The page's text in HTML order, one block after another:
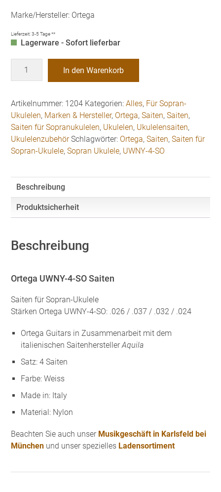
Marke/Hersteller: Ortega
Lieferzeit:3-5 Tage **
Lagerware - Sofort lieferbar
SO
Saiten
Sopran-
Ukulele
Menge
In den Warenkorb
Artikelnummer: 1204 Kategorien:Alles, Für Sopran-
Ukulelen, Marken & Hersteller, Ortega,Saiten,Saiten,
Saiten für Sopranukulelen, Ukulelen, Ukulelensaiten,
Ukulelenzubehör Schlagwörter: Ortega,Saiten,Saiten für
Sopran-Ukulele,Sopran Ukulele, UWNY-4-SO
Beschreibung
Produktsicherheit
Beschreibung
Ortega UWNY-4-SO Saiten
Saiten für Sopran-Ukulele
Stärken Ortega UWNY-4-SO: .026 / .037 / .032 / .024
Ortega Guitars in Zusammenarbeit mit dem
italienischen SaitenherstellerAquila
Satz: 4 Saiten
Farbe: Weiss
Made in: Italy
Material: Nylon
Beachten Sie auch unser Musikgeschäft in Karlsfeld bei
München und unser spezielles Ladensortiment